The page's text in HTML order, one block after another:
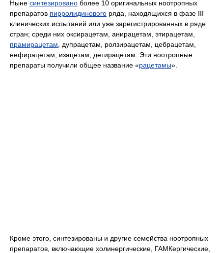
Ныне синтезировано более 10 оригинальных ноотропных
препаратов пирролидинового ряда, находящихся в фазе III
клинических испытаний или уже зарегистрированных в ряде
стран; среди них оксирацетам, анирацетам, этирацетам,
прамирацетам , дупрацетам, ролзирацетам, цебрацетам,
нефирацетам, изацетам, детирацетам. Эти ноотропные
препараты получили общее название «рацетамы».
Кроме этого, синтезированы и другие семейства ноотропных
препаратов, включающие холинергические, ГАМКергические,